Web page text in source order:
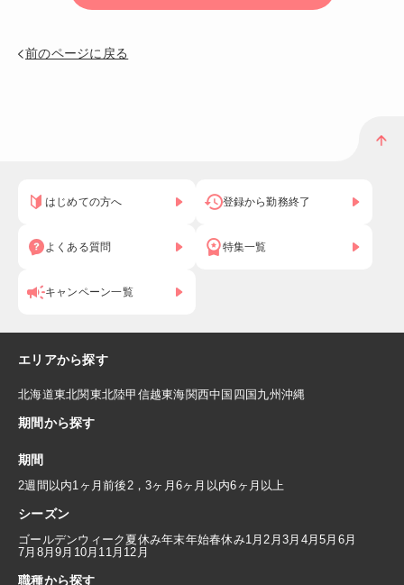
前のページに戻る
はじめての方へ 登録から勤務終了
よくある質問 特集一覧
キャンペーン一覧
エリアから探す
北海道東北関東北陸甲信越東海関西中国 四国九州沖縄
期間から探す
期間
2週間以内1ヶ月前後 2，3ヶ月 6ヶ月以内6ヶ月以上
シーズン
ゴールデンウィーク 夏休み年末年始春休み1月 2月3月 4月5月 6月
7月 8月9月 10月 11月 12月
職種から探す